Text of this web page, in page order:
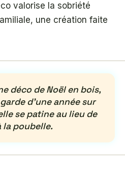
valorise la sobriété
une création faite
déco de Noël en bois,
d’une année sur
se patine au lieu de
la poubelle.